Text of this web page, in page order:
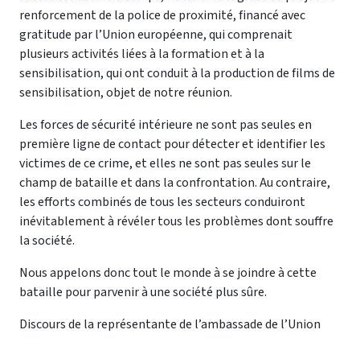
renforcement de la police de proximité, financé avec
gratitude par l’Union européenne, qui comprenait
plusieurs activités liées à la formation et à la
sensibilisation, qui ont conduit à la production de films de
sensibilisation, objet de notre réunion.
Les forces de sécurité intérieure ne sont pas seules en
première ligne de contact pour détecter et identifier les
victimes de ce crime, et elles ne sont pas seules sur le
champ de bataille et dans la confrontation.Au contraire,
les efforts combinés de tous les secteurs conduiront
inévitablement à révéler tous les problèmes dont souffre
la société.
Nous appelons donc tout le monde à se joindre à cette
bataille pour parvenir à une société plus sûre.
Discours de la représentante de l’ambassade de l’Union